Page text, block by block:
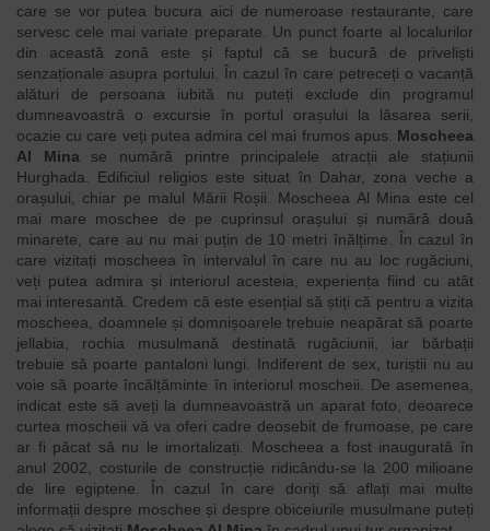
care se vor putea bucura aici de numeroase restaurante, care
servesc cele mai variate preparate. Un punct foarte al localurilor
din această zonă este și faptul că se bucură de priveliști
senzaționale asupra portului. În cazul în care petreceți o vacanță
alături de persoana iubită nu puteți exclude din programul
dumneavoastră o excursie în portul orașului la lăsarea serii,
ocazie cu care veți putea admira cel mai frumos apus. Moscheea
Al Mina se numără printre principalele atracții ale stațiunii
Hurghada. Edificiul religios este situat în Dahar, zona veche a
orașului, chiar pe malul Mării Roșii. Moscheea Al Mina este cel
mai mare moschee de pe cuprinsul orașului și numără două
minarete, care au nu mai puțin de 10 metri înălțime. În cazul în
care vizitați moscheea în intervalul în care nu au loc rugăciuni,
veți putea admira și interiorul acesteia, experiența fiind cu atât
mai interesantă. Credem că este esențial să știți că pentru a vizita
moscheea, doamnele și domnișoarele trebuie neapărat să poarte
jellabia, rochia musulmană destinată rugăciunii, iar bărbații
trebuie să poarte pantaloni lungi. Indiferent de sex, turiștii nu au
voie să poarte încălțăminte în interiorul moscheii. De asemenea,
indicat este să aveți la dumneavoastră un aparat foto, deoarece
curtea moscheii vă va oferi cadre deosebit de frumoase, pe care
ar fi păcat să nu le imortalizați. Moscheea a fost inaugurată în
anul 2002, costurile de construcție ridicându-se la 200 milioane
de lire egiptene. În cazul în care doriți să aflați mai multe
informații despre moschee și despre obiceiurile musulmane puteți